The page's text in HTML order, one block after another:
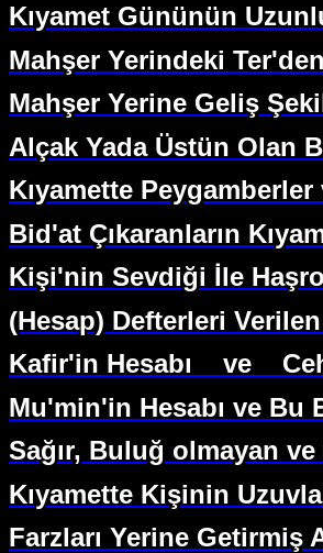
Kıyamet Gününün
Mahşer Yerindeki
Mahşer Yerine Geliş
Alçak Yada Üstün Olan
Kıyamette
Bid'at Çıkaranların
Kişi'nin Sevdiği İle
(Hesap) Defterleri
Kafir'in Hesabı
ve
Mu'min'in Hesabı ve Bu
Sağır, Buluğ olmayan
Kıyamette Kişinin
Farzları Yerine Getirmiş